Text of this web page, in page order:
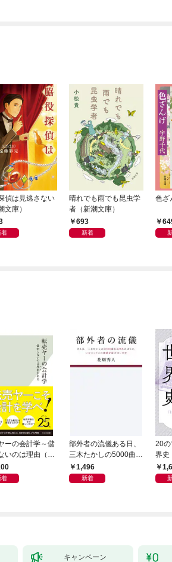
偵は見逃さない
文庫）
着
晴れでも雨でも昆虫学
者（新潮文庫）
693
新着
色ざ
ーの会計学～儲
いのは理由（わ
ある～
着
部外者の流儀ある日、
三木たかしの5000曲を
託されたぼくは、いか
にしてその価値を最大
1,496
新着
20
界史
キャンペーン